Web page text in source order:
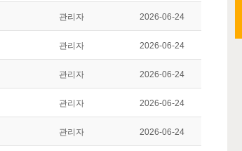
관리자 2026-06-24
관리자 2026-06-24
관리자 2026-06-24
관리자 2026-06-24
관리자 2026-06-24